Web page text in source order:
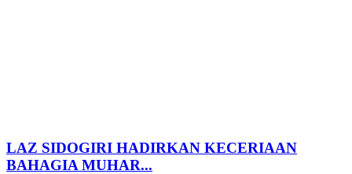
LAZ SIDOGIRI HADIRKAN KECERIAAN
BAHAGIA MUHAR...